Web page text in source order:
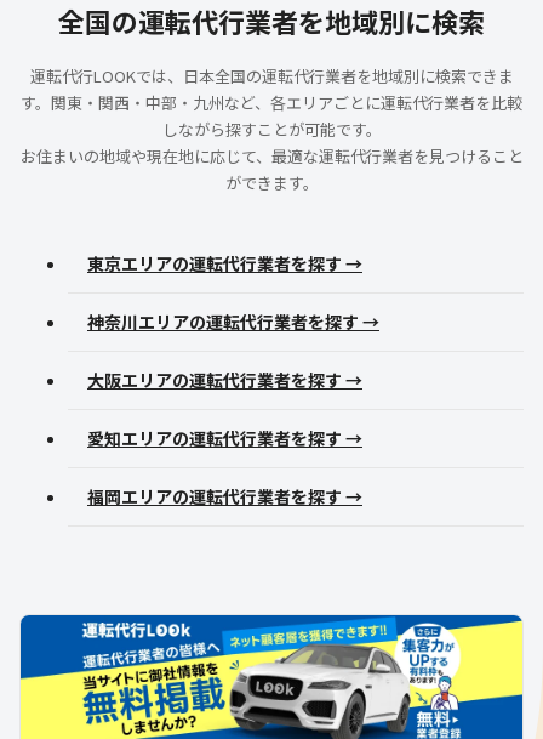
全国の運転代行業者を地域別に検索
運転代行LOOKでは、日本全国の運転代行業者を地域別に検索できま
す。関東・関西・中部・九州など、各エリアごとに運転代行業者を比較
しながら探すことが可能です。
お住まいの地域や現在地に応じて、最適な運転代行業者を見つけること
ができます。
東京エリアの運転代行業者を探す →
神奈川エリアの運転代行業者を探す →
大阪エリアの運転代行業者を探す →
愛知エリアの運転代行業者を探す →
福岡エリアの運転代行業者を探す →